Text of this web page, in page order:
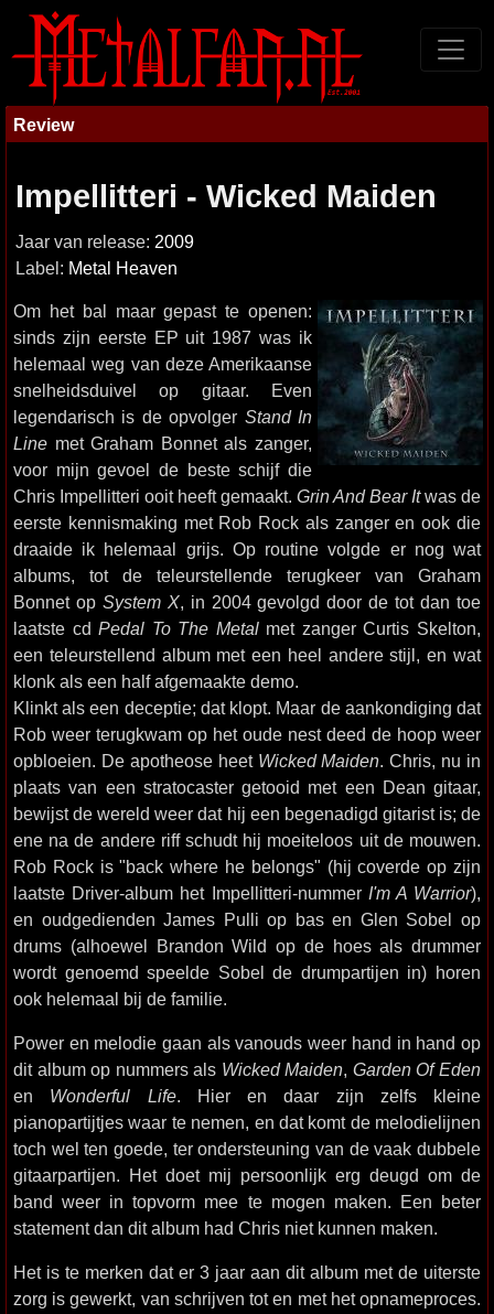
Review
Impellitteri - Wicked Maiden
Jaar van release: 2009
Label: Metal Heaven
Om het bal maar gepast te openen:
sinds zijn eerste EP uit 1987 was ik
helemaal weg van deze Amerikaanse
snelheidsduivel op gitaar. Even
legendarisch is de opvolger Stand In
Line met Graham Bonnet als zanger,
voor mijn gevoel de beste schijf die
Chris Impellitteri ooit heeft gemaakt. Grin And Bear Itwas de
eerste kennismaking met Rob Rock als zanger en ook die
draaide ik helemaal grijs. Op routine volgde er nog wat
albums, tot de teleurstellende terugkeer van Graham
Bonnet op System X, in 2004 gevolgd door de tot dan toe
laatste cdPedal To The Metalmet zanger Curtis Skelton,
een teleurstellend album met een heel andere stijl, en wat
klonk als een half afgemaakte demo.
Klinkt als een deceptie; dat klopt. Maar de aankondiging dat
Rob weer terugkwam op het oude nest deed de hoop weer
opbloeien. De apotheose heet Wicked Maiden. Chris, nu in
plaats van een stratocaster getooid met een Dean gitaar,
bewijst de wereld weer dat hij een begenadigd gitarist is; de
ene na de andere riff schudt hij moeiteloos uit de mouwen.
Rob Rock is "back where he belongs" (hij coverde op zijn
laatste Driver-album het Impellitteri-nummer I'm A Warrior),
en oudgedienden James Pulli op bas en Glen Sobel op
drums (alhoewel Brandon Wild op de hoes als drummer
wordt genoemd speelde Sobel de drumpartijen in) horen
ook helemaal bij de familie.
Power en melodie gaan als vanouds weer hand in hand op
dit album op nummers als Wicked Maiden, Garden Of Eden
en Wonderful Life. Hier en daar zijn zelfs kleine
pianopartijtjes waar te nemen, en dat komt de melodielijnen
toch wel ten goede, ter ondersteuning van de vaak dubbele
gitaarpartijen. Het doet mij persoonlijk erg deugd om de
band weer in topvorm mee te mogen maken. Een beter
statement dan dit album had Chris niet kunnen maken.
Het is te merken dat er 3 jaar aan dit album met de uiterste
zorg is gewerkt, van schrijven tot en met het opnameproces.